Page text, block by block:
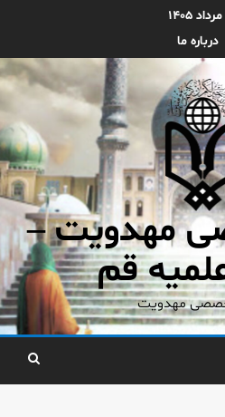
درباره ما
مهدویت –
قم
مهدویت